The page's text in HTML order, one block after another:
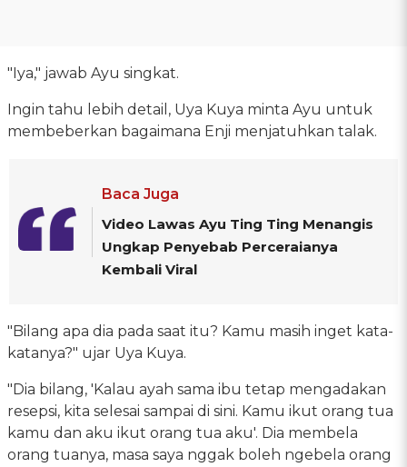
"Iya," jawab Ayu singkat.
Ingin tahu lebih detail, Uya Kuya minta Ayu untuk
membeberkan bagaimana Enji menjatuhkan talak.
Baca Juga
Video Lawas Ayu Ting Ting Menangis
Ungkap Penyebab Perceraianya
Kembali Viral
"Bilang apa dia pada saat itu? Kamu masih inget kata-
katanya?" ujar Uya Kuya.
"Dia bilang, 'Kalau ayah sama ibu tetap mengadakan
resepsi, kita selesai sampai di sini. Kamu ikut orang tua
kamu dan aku ikut orang tua aku'. Dia membela
orang tuanya, masa saya nggak boleh ngebela orang